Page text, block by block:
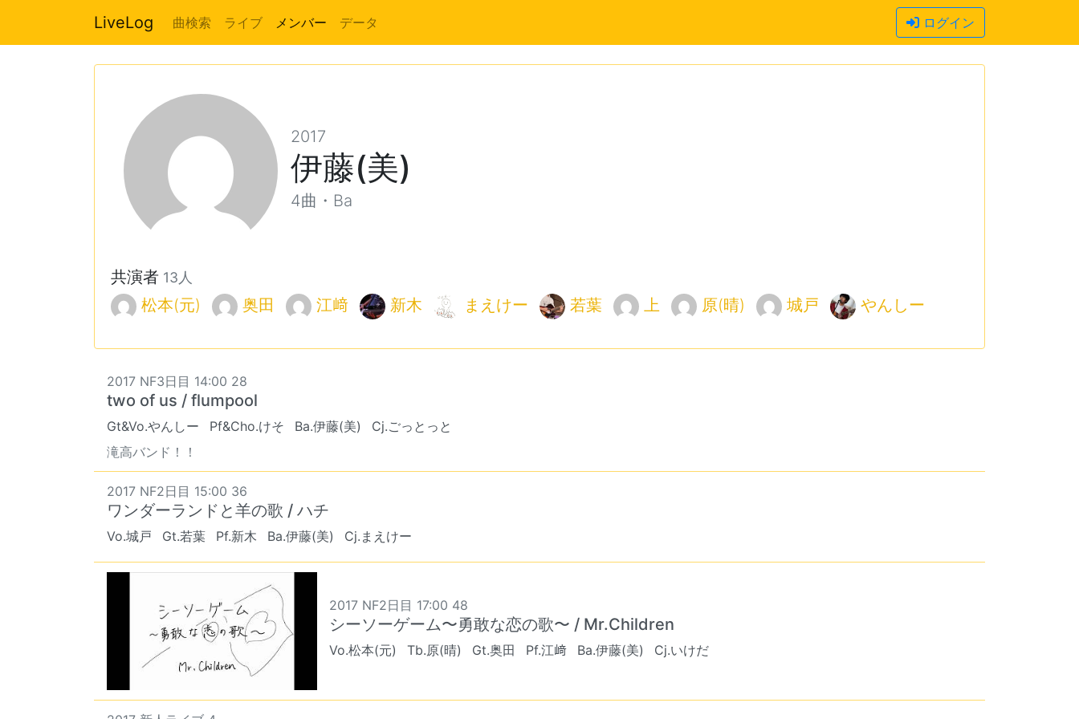
LiveLog 曲検索 ライブ メンバー データ ログイン
2017
伊藤(美)
4曲・Ba
共演者 13人
松本(元) 奥田 江﨑 新木 まえけー 若葉 上 原(晴) 城戸 やんしー
2017 NF3日目 14:00 28
two of us / flumpool
Gt&Vo.やんしー Pf&Cho.けそ Ba.伊藤(美)
Cj.ごっとっと
滝高バンド！！
2017 NF2日目 15:00 36
ワンダーランドと羊の歌 / ハチ
Vo.城戸 Gt.若葉 Pf.新木 Ba.伊藤(美) Cj.まえけー
2017 NF2日目 17:00 48
シーソーゲーム〜勇敢な恋の歌〜 / Mr.Children
Vo.松本(元) Tb.原(晴) Gt.奥田 Pf.江﨑 Ba.伊藤(美) Cj.いけだ